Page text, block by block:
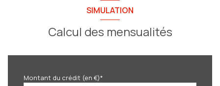
SIMULATION
Calcul des mensualités
Montant du crédit (en €)*